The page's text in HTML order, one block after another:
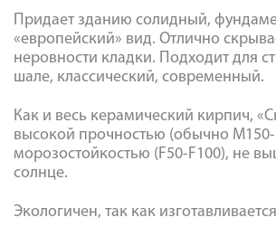
Придает зданию солидный,
«европейский» вид. Отлично
неровности кладки. Подходит для
шале, классический, современный.
Как и весь керамический кирпич,
высокой прочностью (обычно
морозостойкостью (F50-F100), не
солнце.
Экологичен, так как